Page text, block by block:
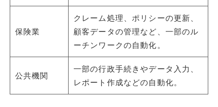
保険業
クレーム処理、ポリシーの更新、
顧客データの管理など、一部のル
ーチンワークの自動化。
公共機関
一部の行政手続きやデータ入力、
レポート作成などの自動化。